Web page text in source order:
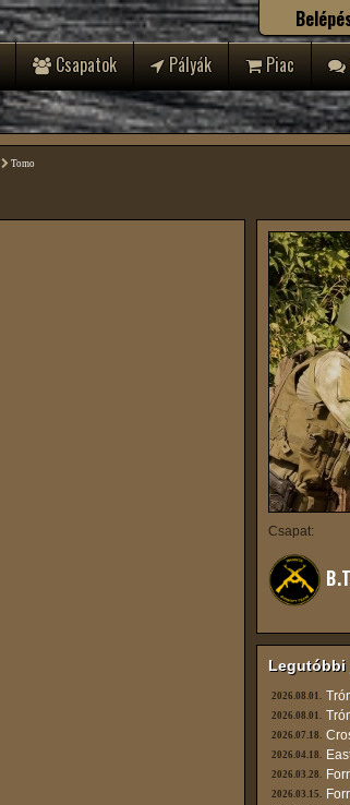
Csapatok Pályák Piac
Tomo
Csapat:
Legutóbbi
2026.08.01.
2026.08.01.
2026.07.18.
2026.04.18.
2026.03.28.
2026.03.15.